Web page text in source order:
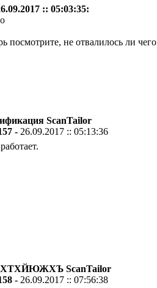
:: 05:03:35:
посмотрите, не отвалилось ли чего
ScanTailor
- 26.09.2017 :: 05:13:36
ScanTailor
- 26.09.2017 :: 07:56:38